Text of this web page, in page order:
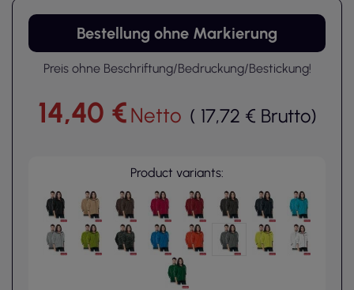
Bestellung ohne Markierung
Preis ohne Beschriftung/Bedruckung/Bestickung!
14,40 €Netto ( 17,72 € Brutto)
Product variants: